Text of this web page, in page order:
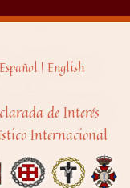
Español| English
de Interés
Internacional